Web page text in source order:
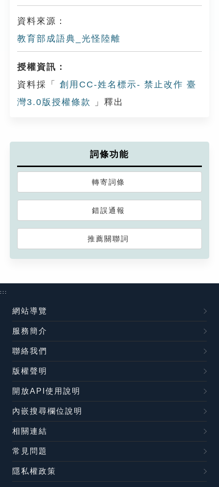
資料來源：
教育部成語典_光怪陸離
授權資訊：
資料採「
創用CC-姓名標示- 禁止改作 臺
灣3.0版授權條款
」釋出
詞條功能
轉寄詞條
錯誤通報
推薦關聯詞
:::
網站導覽
服務簡介
聯絡我們
版權聲明
開放API使用說明
內嵌搜尋欄位說明
相關連結
常見問題
隱私權政策